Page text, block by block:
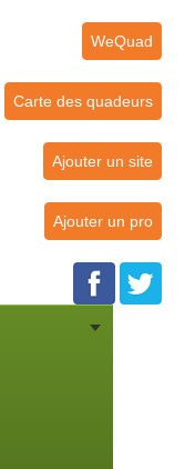
WeQuad
Carte des quadeurs
Ajouter un site
Ajouter un pro